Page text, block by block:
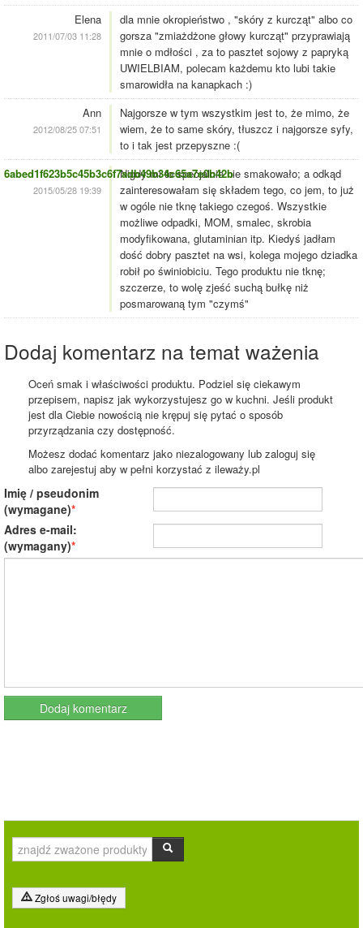
Elena
2011/07/03 11:28
dla mnie okropieństwo , "skóry z kurcząt" albo co
gorsza "zmiażdżone głowy kurcząt" przyprawiają
mnie o mdłości , za to pasztet sojowy z papryką
UWIELBIAM, polecam każdemu kto lubi takie
smarowidła na kanapkach :)
Ann
2012/08/25 07:51
Najgorsze w tym wszystkim jest to, że mimo, że
wiem, że to same skóry, tłuszcz i najgorsze syfy,
to i tak jest przepyszne :(
6abed1f623b5c45b3c6f7adb49b34c65a7e0b42b
2015/05/28 19:39
Nigdy mi to specjalnie nie smakowało; a odkąd
zainteresowałam się składem tego, co jem, to już
w ogóle nie tknę takiego czegoś. Wszystkie
możliwe odpadki, MOM, smalec, skrobia
modyfikowana, glutaminian itp. Kiedyś jadłam
dość dobry pasztet na wsi, kolega mojego dziadka
robił po świniobiciu. Tego produktu nie tknę;
szczerze, to wolę zjeść suchą bułkę niż
posmarowaną tym "czymś"
Dodaj komentarz na temat ważenia
Oceń smak i właściwości produktu. Podziel się ciekawym
przepisem, napisz jak wykorzystujesz go w kuchni. Jeśli produkt
jest dla Ciebie nowością nie krępuj się pytać o sposób
przyrządzania czy dostępność.
Możesz dodać komentarz jako niezalogowany lub zaloguj się
albo zarejestuj aby w pełni korzystać z ileważy.pl
Imię / pseudonim
(wymagane)
Adres e-mail:
(wymagany)
Zgłoś uwagi/błędy